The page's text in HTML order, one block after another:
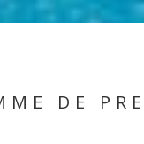
DE